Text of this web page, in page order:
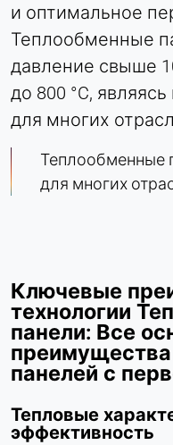
и оптимальное
Теплообменные
давление свыше
до 800 °C,
для многих
Теплообменные
для многих
Ключевые
технологии
панели: Все
панелей с
Тепловые
эффективность